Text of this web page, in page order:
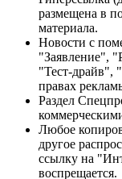
размещена в
материала.
Новости с
"Заявление",
"Тест-драйв",
правах
Раздел
Любое
другое
ссылку на
воспрещается.